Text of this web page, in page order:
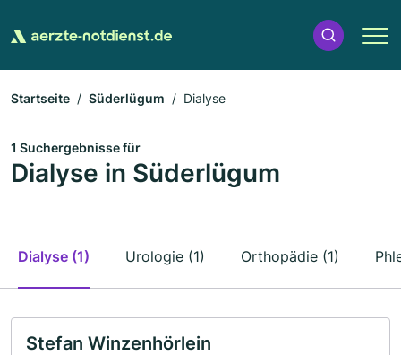
Startseite Süderlügum Dialyse
1 Suchergebnisse für
Dialyse in Süderlügum
Dialyse (1) Urologie (1) Orthopädie (1)
Stefan Winzenhörlein